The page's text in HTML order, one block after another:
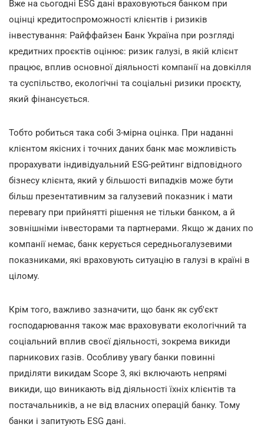
Вже на сьогодні ESG дані враховуються банком при
оцінці кредитоспроможності клієнтів і ризиків
інвестування: Райффайзен Банк Україна при розгляді
кредитних проєктів оцінює: ризик галузі, в якій клієнт
працює, вплив основної діяльності компанії на довкілля
та суспільство, екологічні та соціальні ризики проєкту,
який фінансується.
Тобто робиться така собі 3-мірна оцінка. При наданні
клієнтом якісних і точних даних банк має можливість
прорахувати індивідуальний ESG-рейтинг відповідного
бізнесу клієнта, який у більшості випадків може бути
більш презентативним за галузевий показник і мати
перевагу при прийнятті рішення не тільки банком, а й
зовнішніми інвесторами та партнерами. Якщо ж даних по
компанії немає, банк керується середньогалузевими
показниками, які враховують ситуацію в галузі в країні в
цілому.
Крім того, важливо зазначити, що банк як суб'єкт
господарювання також має враховувати екологічний та
соціальний вплив своєї діяльності, зокрема викиди
парникових газів. Особливу увагу банки повинні
приділяти викидам Scope 3, які включають непрямі
викиди, що виникають від діяльності їхніх клієнтів та
постачальників, а не від власних операцій банку. Тому
банки і запитують ESG дані.